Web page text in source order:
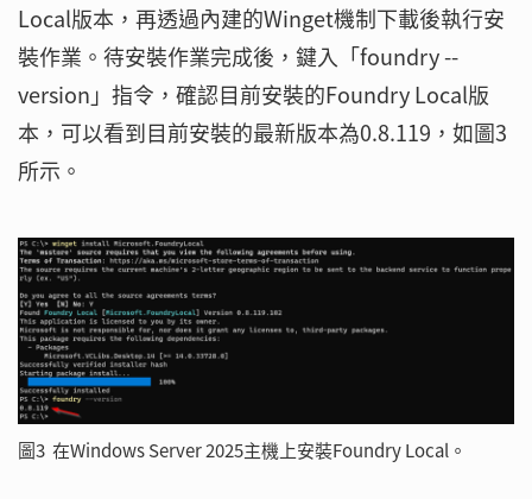
Local版本，再透過內建的Winget機制下載後執行安
裝作業。待安裝作業完成後，鍵入「foundry --
version」指令，確認目前安裝的Foundry Local版
本，可以看到目前安裝的最新版本為0.8.119，如圖3
所示。
圖3 在Windows Server 2025主機上安裝Foundry Local。